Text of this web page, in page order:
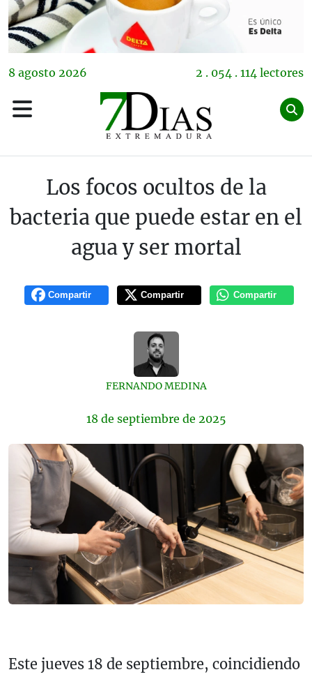
8 agosto 2026 2 . 054 . 114 lectores
Los focos ocultos de la
bacteria que puede estar en el
agua y ser mortal
Compartir Compartir Compartir
FERNANDO MEDINA
18 de septiembre de 2025
Este jueves 18 de septiembre, coincidiendo